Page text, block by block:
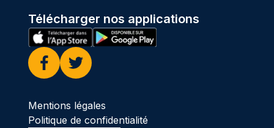
Télécharger nos applications
Facebook
Twitter
Mentions légales
Politique de confidentialité